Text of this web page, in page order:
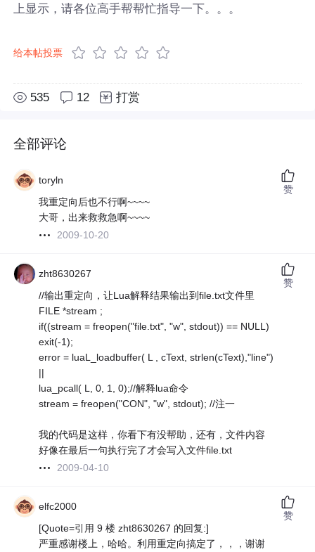
上显示，请各位高手帮帮忙指导一下。。。
给本帖投票
535 12 打赏
全部评论
toryln
我重定向后也不行啊~~~~
大哥，出来救救急啊~~~~
2009-10-20
赞
zht8630267
//输出重定向，让Lua解释结果输出到file.txt文件里
FILE *stream ;
if((stream = freopen("file.txt", "w", stdout)) == NULL)
exit(-1);
error = luaL_loadbuffer( L , cText, strlen(cText),"line")
||
lua_pcall( L, 0, 1, 0);//解释lua命令
stream = freopen("CON", "w", stdout); //注一
我的代码是这样，你看下有没帮助，还有，文件内容
好像在最后一句执行完了才会写入文件file.txt
2009-04-10
赞
elfc2000
[Quote=引用 9 楼 zht8630267 的回复:]
严重感谢楼上，哈哈。利用重定向搞定了，，，谢谢
赞